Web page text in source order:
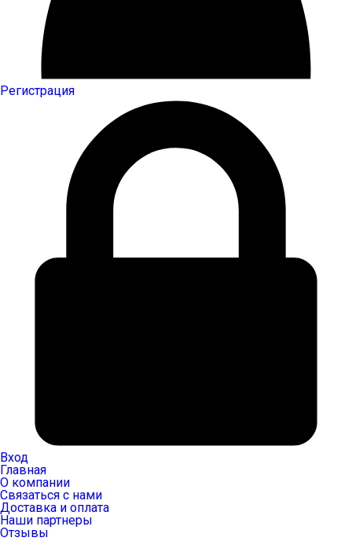
Регистрация
Вход
Главная
О компании
Связаться с нами
Доставка и оплата
Наши партнеры
Отзывы